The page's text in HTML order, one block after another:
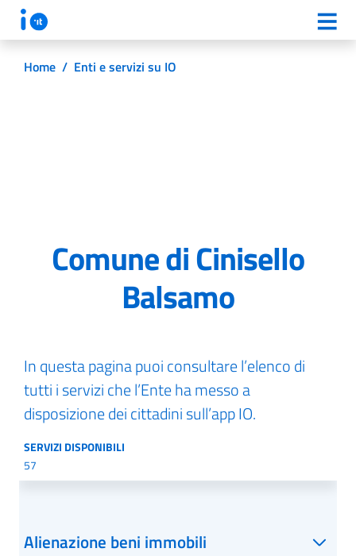
Home / Enti e servizi su IO
Comune di Cinisello
Balsamo
In questa pagina puoi consultare l’elenco di
tutti i servizi che l’Ente ha messo a
disposizione dei cittadini sull’app IO.
SERVIZI DISPONIBILI
57
Alienazione beni immobili